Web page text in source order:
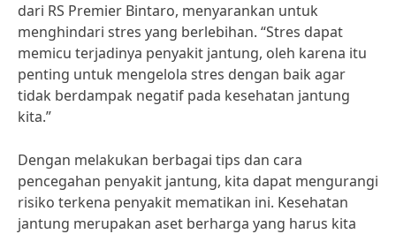
dari RS Premier Bintaro, menyarankan untuk
menghindari stres yang berlebihan. “Stres dapat
memicu terjadinya penyakit jantung, oleh karena itu
penting untuk mengelola stres dengan baik agar
tidak berdampak negatif pada kesehatan jantung
kita.”
Dengan melakukan berbagai tips dan cara
pencegahan penyakit jantung, kita dapat mengurangi
risiko terkena penyakit mematikan ini. Kesehatan
jantung merupakan aset berharga yang harus kita